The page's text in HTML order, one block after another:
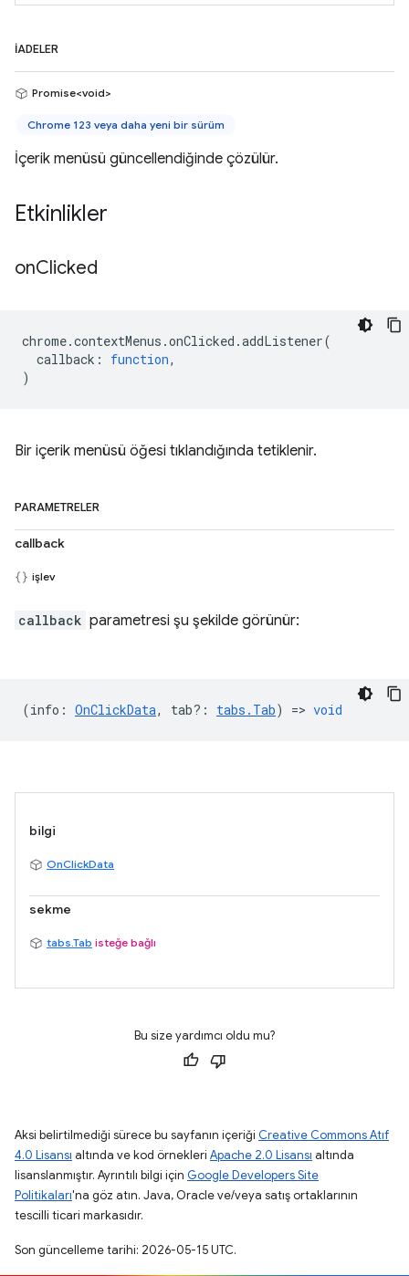
İADELER
Promise<void>
Chrome 123 veya daha yeni bir sürüm
İçerik menüsü güncellendiğinde çözülür.
Etkinlikler
onClicked
chrome.contextMenus .onClicked .addListener(
callback : function,
)
Bir içerik menüsü öğesi tıklandığında tetiklenir.
PARAMETRELER
callback
işlev
callback parametresi şu şekilde görünür:
(info : OnClickData, tab? : tabs.Tab) => void
bilgi
OnClickData
sekme
tabs.Tab isteğe bağlı
Bu size yardımcı oldu mu?
Aksi belirtilmediği sürece bu sayfanın içeriği Creative Commons Atıf
4.0 Lisansı altında ve kod örnekleri Apache 2.0 Lisansı altında
lisanslanmıştır. Ayrıntılı bilgi için Google Developers Site
Politikaları'na göz atın. Java, Oracle ve/veya satış ortaklarının
tescilli ticari markasıdır.
Son güncelleme tarihi: 2026-05-15 UTC.